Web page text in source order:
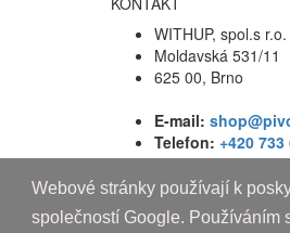
Webové stránky používají k
společností Google. Používáním
WITHUP, spol.s r.o.
Moldavská 531/11
625 00, Brno
E-mail:
Telefon: +420 733
Copyright © 2010-2019